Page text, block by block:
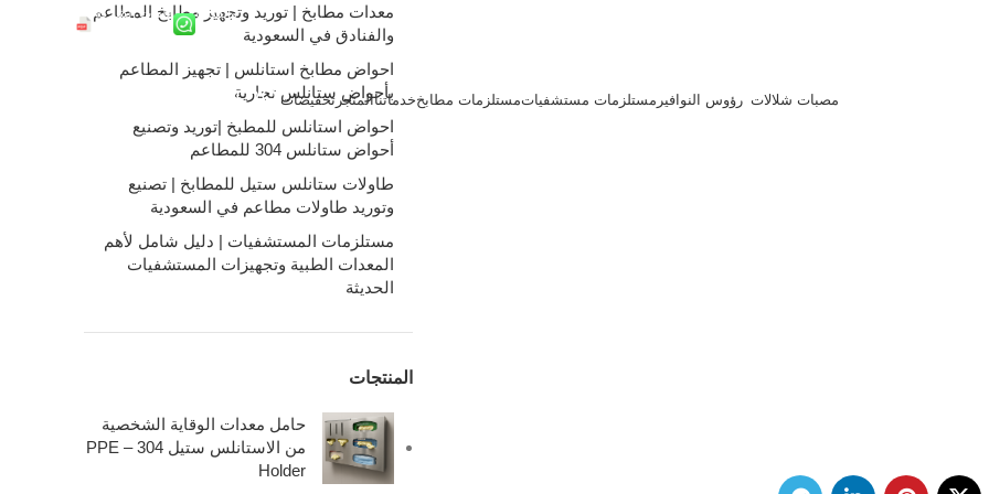
واتساب ملفات الشركة
مصبات شلالات رؤوس النوافير مستلزمات مستشفياتمستلزمات مطابخخدماتناالمتجر تخفيضات
معدات مطابخ | توريد وتجهيز مطابخ المطاعم
والفنادق في السعودية
احواض مطابخ استانلس | تجهيز المطاعم
بأحواض ستانلس تجارية
احواض استانلس للمطبخ |توريد وتصنيع
أحواض ستانلس 304 للمطاعم
طاولات ستانلس ستيل للمطابخ | تصنيع
وتوريد طاولات مطاعم في السعودية
مستلزمات المستشفيات | دليل شامل لأهم
المعدات الطبية وتجهيزات المستشفيات
الحديثة
المنتجات
حامل معدات الوقاية الشخصية
من الاستانلس ستيل 304 – PPE
Holder